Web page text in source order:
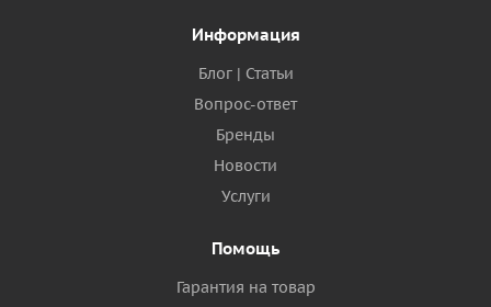
Информация
Блог | Статьи
Вопрос-ответ
Бренды
Новости
Услуги
Помощь
Гарантия на товар